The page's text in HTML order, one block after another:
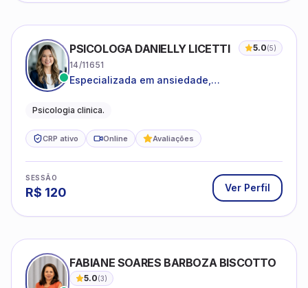
PSICOLOGA DANIELLY LICETTI 5.0(5)
14/11651
Especializada em ansiedade,
Psicologia clinica.
CRP ativo Online Avaliações
SESSÃO
R$ 120 Ver Perfil
FABIANE SOARES BARBOZA BISCOTTO
5.0(3)